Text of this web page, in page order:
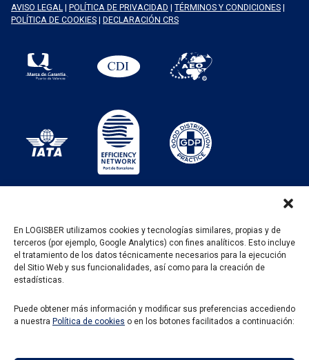
En LOGISBER utilizamos cookies y tecnologías similares, propias y de
terceros (por ejemplo, Google Analytics) con fines analíticos. Esto incluye
el tratamiento de los datos técnicamente necesarios para la ejecución
del Sitio Web y sus funcionalidades, así como para la creación de
estadísticas.
Puede obtener más información y modificar sus preferencias accediendo
a nuestra Política de cookies o en los botones facilitados a continuación:
AVISO LEGAL | POLÍTICA DE PRIVACIDAD | TÉRMINOS Y CONDICIONES |
POLÍTICA DE COOKIES | DECLARACIÓN CRS
PROGRAMA KIT DIGITAL FINANCIADO POR LOS
FONDOS NEXT GENERATION DEL MECANISMO DE